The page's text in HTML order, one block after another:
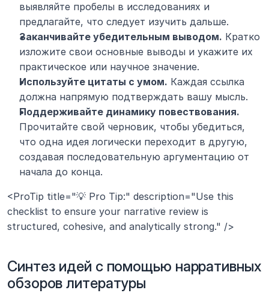
выявляйте пробелы в исследованиях и
предлагайте, что следует изучить дальше.
Заканчивайте убедительным выводом. Кратко
изложите свои основные выводы и укажите их
практическое или научное значение.
Используйте цитаты с умом. Каждая ссылка
должна напрямую подтверждать вашу мысль.
Поддерживайте динамику повествования.
Прочитайте свой черновик, чтобы убедиться,
что одна идея логически переходит в другую,
создавая последовательную аргументацию от
начала до конца.
<ProTip title="💡 Pro Tip:" description="Use this
checklist to ensure your narrative review is
structured, cohesive, and analytically strong." />
Синтез идей с помощью нарративных
обзоров литературы